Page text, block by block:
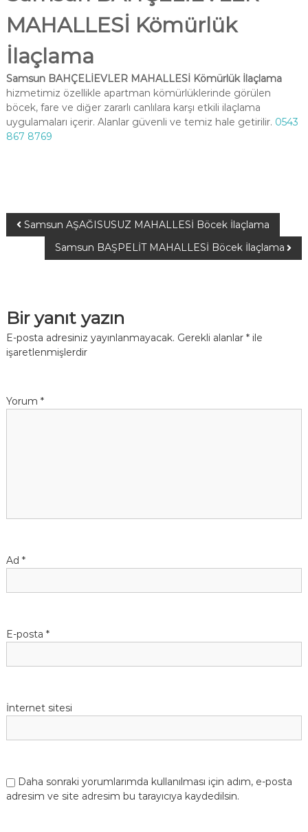
MAHALLESİ Kömürlük
İlaçlama
Samsun BAHÇELİEVLER MAHALLESİ Kömürlük İlaçlama
hizmetimiz özellikle apartman kömürlüklerinde görülen
böcek, fare ve diğer zararlı canlılara karşı etkili ilaçlama
uygulamaları içerir. Alanlar güvenli ve temiz hale getirilir. 0543
867 8769
Samsun AŞAĞISUSUZ MAHALLESİ Böcek İlaçlama
Samsun BAŞPELİT MAHALLESİ Böcek İlaçlama
Bir yanıt yazın
E-posta adresiniz yayınlanmayacak. Gerekli alanlar *ile
işaretlenmişlerdir
Yorum *
Ad *
E-posta *
İnternet sitesi
Daha sonraki yorumlarımda kullanılması için adım, e-posta
adresim ve site adresim bu tarayıcıya kaydedilsin.